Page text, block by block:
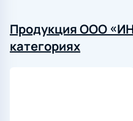
Продукция ООО
категориях